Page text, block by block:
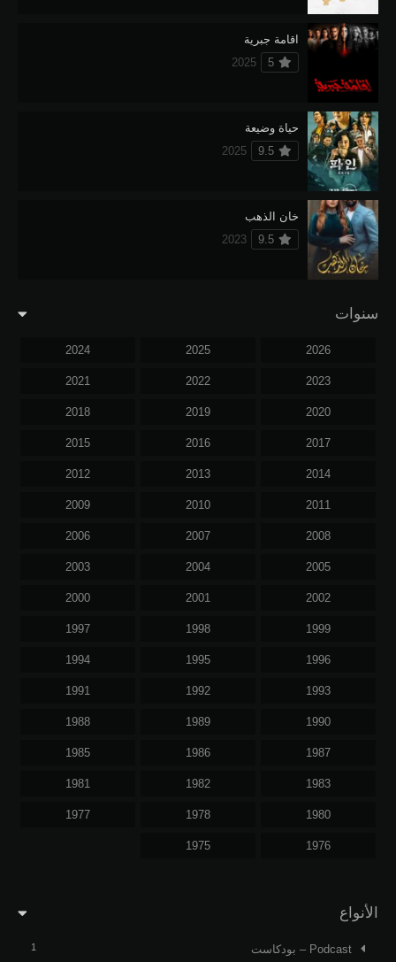
اقامة جبرية
5
2025
حياة وضيعة
9.5
2025
خان الذهب
9.5
2023
سنوات
2026
2025
2024
2023
2022
2021
2020
2019
2018
2017
2016
2015
2014
2013
2012
2011
2010
2009
2008
2007
2006
2005
2004
2003
2002
2001
2000
1999
1998
1997
1996
1995
1994
1993
1992
1991
1990
1989
1988
1987
1986
1985
1983
1982
1981
1980
1978
1977
1976
1975
الأنواع
Podcast – بودكاست 1